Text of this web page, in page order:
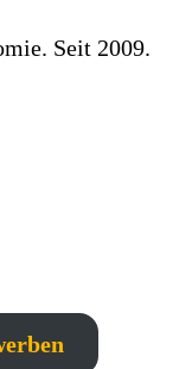
Seit 2009.